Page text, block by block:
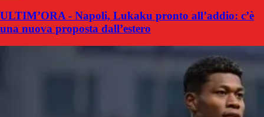
ULTIM’ORA - Napoli, Lukaku pronto all’addio: c’è
una nuova proposta dall’estero